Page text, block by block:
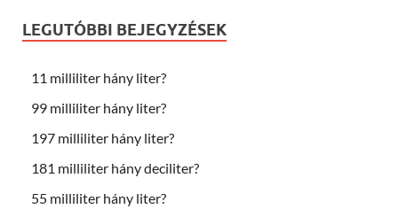
LEGUTÓBBI BEJEGYZÉSEK
11 milliliter hány liter?
99 milliliter hány liter?
197 milliliter hány liter?
181 milliliter hány deciliter?
55 milliliter hány liter?